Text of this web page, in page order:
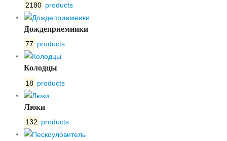
2180 products
Дождеприемники
77 products
Колодцы
18 products
Люки
132 products